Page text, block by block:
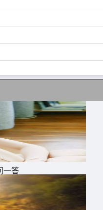
我依然坚守原来;是谁教
勇气，十年后我才发现
一答